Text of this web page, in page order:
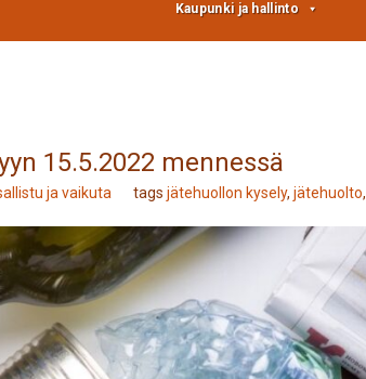
Kaupunki ja hallinto
15.5.2022 mennessä
ja vaikuta tags jätehuollon kysely, jätehuolto,